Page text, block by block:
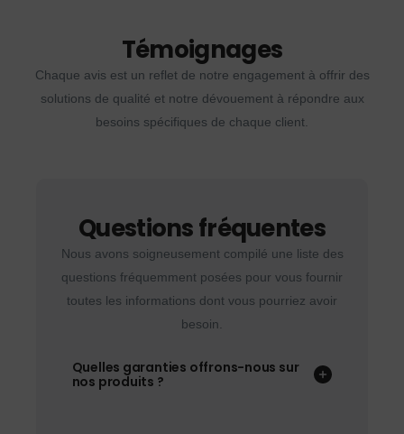
Témoignages
Chaque avis est un reflet de notre engagement à offrir des
solutions de qualité et notre dévouement à répondre aux
besoins spécifiques de chaque client.
Questions fréquentes
Nous avons soigneusement compilé une liste des
questions fréquemment posées pour vous fournir
toutes les informations dont vous pourriez avoir
besoin.
Quelles garanties offrons-nous sur
nos produits ?